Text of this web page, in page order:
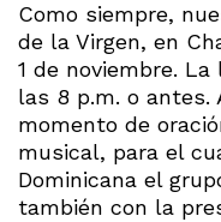
Como siempre,
de la Virgen, en
1 de noviembre.
las 8 p.m. o antes.
momento de
musical, para el
Dominicana el
también con la